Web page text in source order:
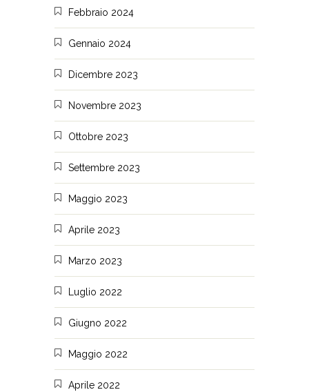
Febbraio 2024
Gennaio 2024
Dicembre 2023
Novembre 2023
Ottobre 2023
Settembre 2023
Maggio 2023
Aprile 2023
Marzo 2023
Luglio 2022
Giugno 2022
Maggio 2022
Aprile 2022